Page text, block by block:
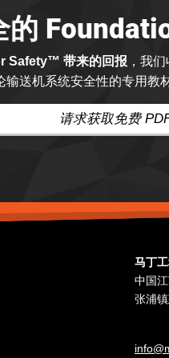
的
Safety™ 带来的回报 ，我
送机系统安全性的专用教材
请求获取免费
马丁
中国
张浦